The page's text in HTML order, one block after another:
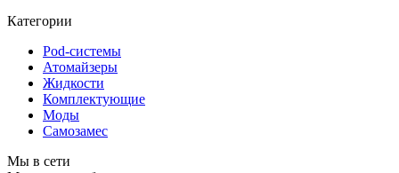
Категории
Pod-системы
Атомайзеры
Жидкости
Комплектующие
Моды
Самозамес
Мы в сети